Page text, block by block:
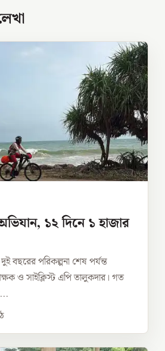
১২ দিনে ১ হাজার
বছরের পরিকল্পনা শেষ পর্যন্ত
ও সাইক্লিস্ট এপি তালুকদার। গত